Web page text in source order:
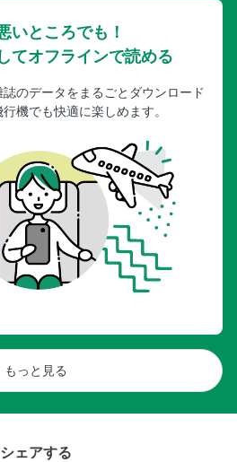
院（右京区）
院（右京区）
寺（西京区）
、長岡京市、宇治市
（南区）
いところでも！
てオフラインで読める
のデータをまるごとダウンロード
機でも快適に楽しめます。
もっと見る
シェアする